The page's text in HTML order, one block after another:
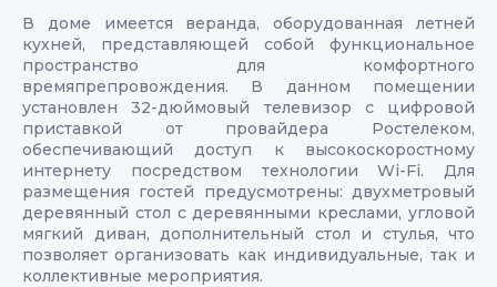
В доме имеется веранда, оборудованная летней
кухней, представляющей собой функциональное
пространство для комфортного
времяпрепровождения. В данном помещении
установлен 32-дюймовый телевизор с цифровой
приставкой от провайдера Ростелеком,
обеспечивающий доступ к высокоскоростному
интернету посредством технологии Wi-Fi. Для
размещения гостей предусмотрены: двухметровый
деревянный стол с деревянными креслами, угловой
мягкий диван, дополнительный стол и стулья, что
позволяет организовать как индивидуальные, так и
коллективные мероприятия.